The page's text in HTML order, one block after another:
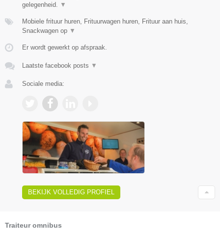
gelegenheid. ▼
Mobiele frituur huren, Frituurwagen huren, Frituur aan huis,
Snackwagen op ▼
Er wordt gewerkt op afspraak.
Laatste facebook posts ▼
Sociale media:
BEKIJK VOLLEDIG PROFIEL
Traiteur omnibus